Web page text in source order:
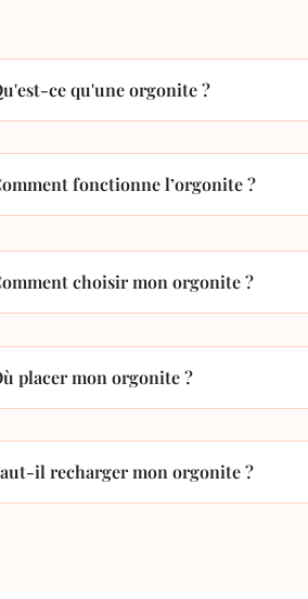
ce qu'une orgonite ?
fonctionne l’orgonite ?
choisir mon orgonite ?
placer mon orgonite ?
il recharger mon orgonite ?